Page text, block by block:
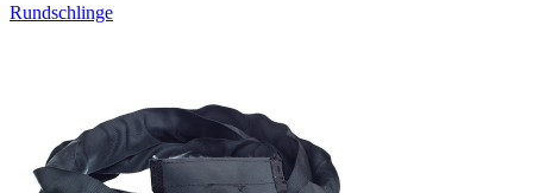
Rundschlinge